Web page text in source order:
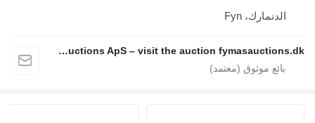
الدنمارك، Fyn
Fymas Auctions ApS – visit the auction fymasauctions.dk